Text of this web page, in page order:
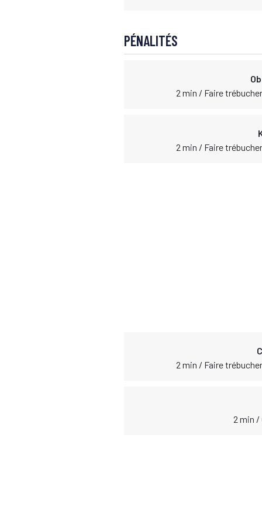
PÉNALITÉS
2 min / Faire
2 min / Faire
2 min / Faire
2 min /